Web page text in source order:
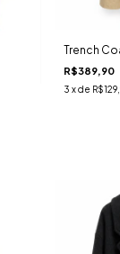
Trench
R$389,90
3 x de